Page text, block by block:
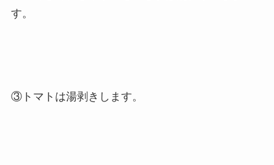
す。
③トマトは湯剥きします。